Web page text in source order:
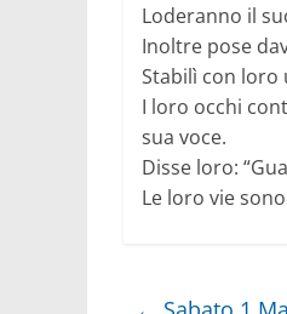
Loderanno il
Inoltre pose
Stabilì con loro
I loro occhi
sua voce.
Disse loro:
Le loro vie